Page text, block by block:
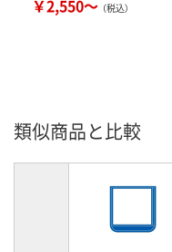
￥2,550～ （税込）
類似商品と比較